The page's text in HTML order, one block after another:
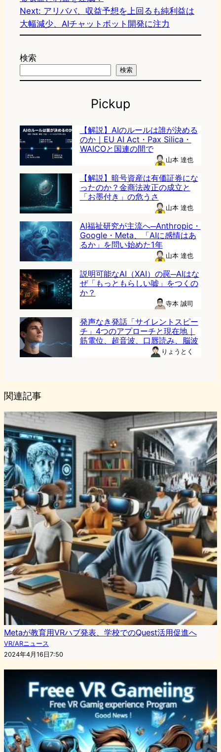
Next: アリババ、収益予想を上回るも純利益は
大幅減少、AIチャットボット開発に注力
検索
検索
Pickup
【解説】AIのルールは誰が決める
のか｜EU AI Act・Pax Silica・
WAICOと国連の間で
山本 達也
【解説】暗号資産は有価証券にな
ったのか？金商法改正の成立と
「お墨付き」の危うさ
山本 達也
AI福祉研究が主流へ─Anthropic・
Google・Meta、「AIに感情はあ
るか」を問い始めた1年
山本 達也
説明可能なAI（XAI）の罠─AIはな
ぜ「もっともらしい嘘」をつくの
か？
寺本 誠司
発声なき発話「サイレントスピー
チ」4つのアプローチと現在地｜
筋電位、超音波、口唇読み、脳波
りょうとく
関連記事
Metaが教育用VRハブ発表、学校でのQuest活用促進へ
VR/ARニュース
2024年4月16日7:50